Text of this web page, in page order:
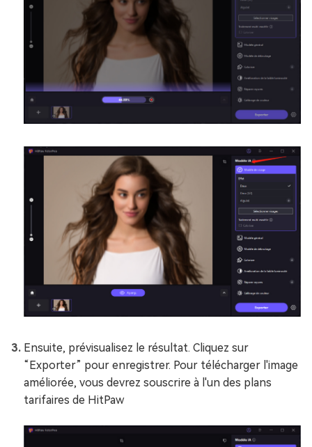
Ensuite, prévisualisez le résultat. Cliquez sur
“Exporter” pour enregistrer. Pour télécharger l'image
améliorée, vous devrez souscrire à l'un des plans
tarifaires de HitPaw